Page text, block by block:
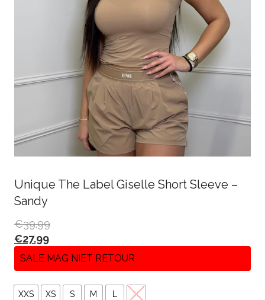
Unique The Label Giselle Short Sleeve –
Sandy
€39.99
€27.99
SALE MAG NIET RETOUR
XXS XS S M XL